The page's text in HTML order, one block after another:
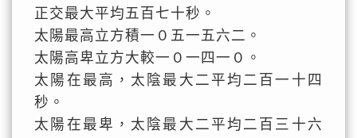
正交最大平均五百七十秒。
太陽最高立方積一０五一五六二。
太陽高卑立方大較一０一四一０。
太陽在最高，太陰最大二平均二百一十四
秒。
太陽在最卑，太陰最大二平均二百三十六